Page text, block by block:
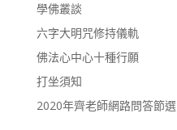
學佛叢談
六字大明咒修持儀軌
佛法心中心十種行願
打坐須知
2020年齊老師網路問答節選